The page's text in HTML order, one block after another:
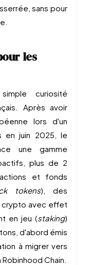
sans pour
les
curiosité
Après avoir
lors d'un
en juin 2025, le
une gamme
plus de 2
et fonds
tokens), des
crypto avec effet
en jeu (staking)
d'abord émis
à migrer vers
Chain.